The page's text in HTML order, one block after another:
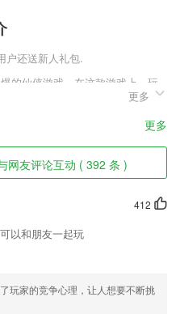
户还送新人礼包.
的仙侠游戏，在这款游戏上，玩
探索整个世界的游戏奥秘，随时可
精彩的活动，各种世界BOSS不定
奖励，上线轻松领满v，多倍经验
。
不断增长的库中选择或使用您自
小伙伴，相互支持帮助，有问必
需要花钱也能看，全网免费看；
更多
更多
网友评论互动 ( 392 条 )
412
以和朋友一起玩
玩家的竞争心理，让人想要不断挑